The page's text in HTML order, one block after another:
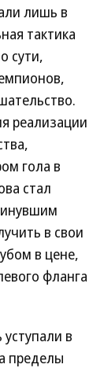
лишь в
тактика
сути,
реализации
гола в
стал
в свои
в цене,
фланга
в
пределы